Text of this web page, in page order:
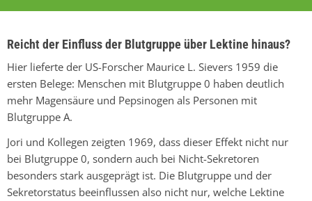
Reicht der Einfluss der Blutgruppe über Lektine hinaus?
Hier lieferte der US-Forscher Maurice L. Sievers 1959 die
ersten Belege: Menschen mit Blutgruppe 0 haben deutlich
mehr Magensäure und Pepsinogen als Personen mit
Blutgruppe A.
Jori und Kollegen zeigten 1969, dass dieser Effekt nicht nur
bei Blutgruppe 0, sondern auch bei Nicht-Sekretoren
besonders stark ausgeprägt ist. Die Blutgruppe und der
Sekretorstatus beeinflussen also nicht nur, welche Lektine